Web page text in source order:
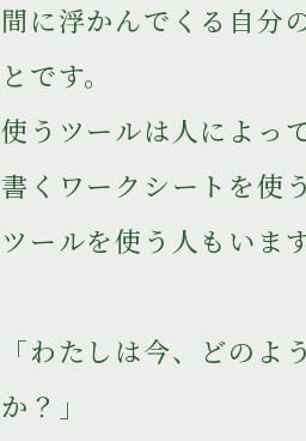
間に浮かんでくる自分
とです。
使うツールは人によっ
書くワークシートを使
ツールを使う人もいます
「わたしは今、どのよ
か？」